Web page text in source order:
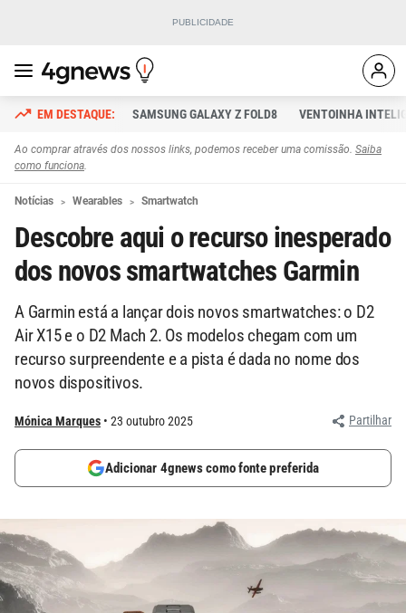
SAMSUNG GALAXY Z FOLD8 VENTOINHA
Ao comprar através dos nossos links, podemos receber uma comissão. Saiba
como funciona.
Notícias Wearables Smartwatch
Descobre aqui o recurso inesperado
dos novos smartwatches Garmin
A Garmin está a lançar dois novos smartwatches: o D2
Air X15 e o D2 Mach 2. Os modelos chegam com um
recurso surpreendente e a pista é dada no nome dos
novos dispositivos.
Mónica Marques 23 outubro 2025 Partilhar
Adicionar 4gnews como fonte preferida